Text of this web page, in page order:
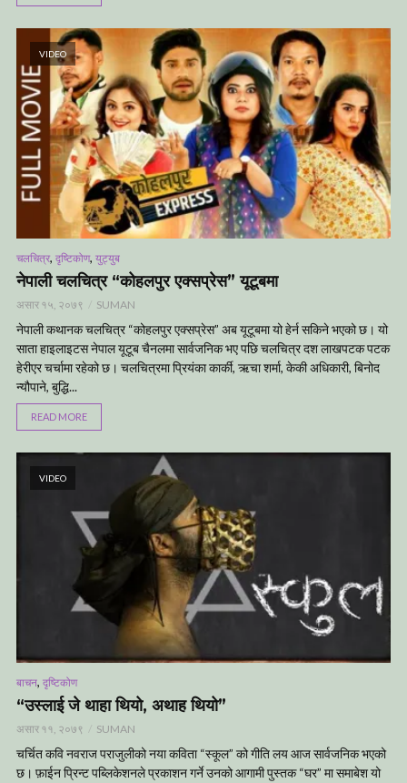
VIDEO
चलचित्र, दृष्टिकोण, युट्युब
नेपाली चलचित्र “कोहलपुर एक्सप्रेस” यूटूबमा
असार १५, २०७९ SUMAN
नेपाली कथानक चलचित्र “कोहलपुर एक्सप्रेस” अब यूटूबमा यो हेर्न सकिने भएको छ। यो
साता हाइलाइटस नेपाल यूटूब चैनलमा सार्वजनिक भए पछि चलचित्र दश लाखपटक पटक
हेरीएर चर्चामा रहेको छ। चलचित्रमा प्रियंका कार्की, ऋचा शर्मा, केकी अधिकारी, बिनोद
न्यौपाने, बुद्धि...
READ MORE
VIDEO
बाचन, दृष्टिकोण
“उस्लाई जे थाहा थियो, अथाह थियो”
असार ११, २०७९ SUMAN
चर्चित कवि नवराज पराजुलीको नया कविता “स्कूल” को गीति लय आज सार्वजनिक भएको
छ। फ़ाईन प्रिन्ट पब्लिकेशनले प्रकाशन गर्ने उनको आगामी पुस्तक “घर” मा समाबेश यो